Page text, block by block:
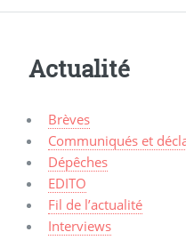
Actualité
Brèves
Communiqués et
Dépêches
EDITO
Fil de l’actualité
Interviews